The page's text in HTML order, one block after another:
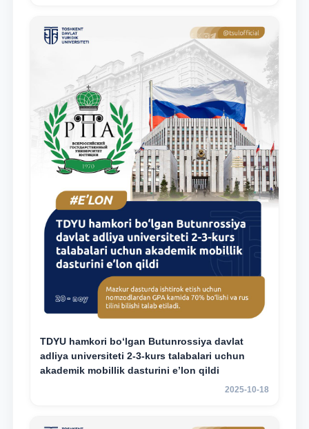
TDYU hamkori bo‘lgan Butunrossiya davlat
adliya universiteti 2-3-kurs talabalari uchun
akademik mobillik dasturini e’lon qildi
2025-10-18